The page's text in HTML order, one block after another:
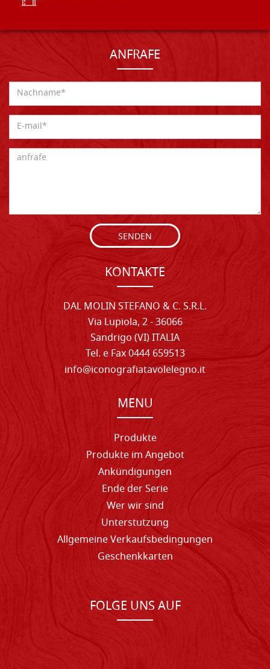
ANFRAFE
SENDEN
KONTAKTE
DAL MOLIN STEFANO & C. S.R.L.
Via Lupiola, 2 - 36066
Sandrigo (VI) ITALIA
Tel. e Fax 0444 659513
info@iconografiatavolelegno.it
MENU
Produkte
Produkte im Angebot
Ankündigungen
Ende der Serie
Wer wir sind
Unterstutzung
Allgemeine Verkaufsbedingungen
Geschenkkarten
FOLGE UNS AUF